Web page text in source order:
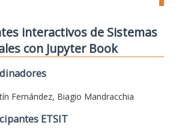
interactivos de Sistemas
con Jupyter Book
Fernández, Biagio Mandracchia
ETSIT